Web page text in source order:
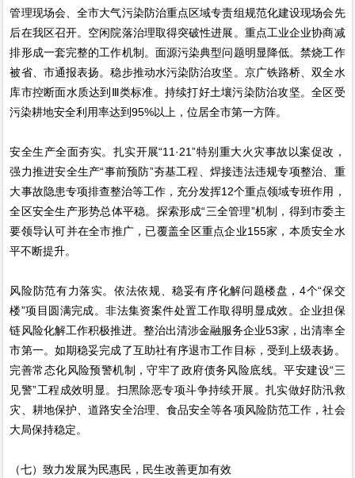
管理现场会、全市大气污染防治重点区域专责组规范化建设现场会先
后在我区召开。空闲院落治理取得突破性进展。重点工业企业协商减
排形成一套完整的工作机制。面源污染典型问题明显降低。禁烧工作
被省、市通报表扬。稳步推动水污染防治攻坚。京广铁路桥、双全水
库市控断面水质达到Ⅲ类标准。持续打好土壤污染防治攻坚。全区受
污染耕地安全利用率达到95%以上，位居全市第一方阵。
安全生产全面夯实。扎实开展“11·21”特别重大火灾事故以案促改，
强力推进安全生产“事前预防”夯基工程、焊接违法违规专项整治、重
大事故隐患专项排查整治等工作，充分发挥12个重点领域专班作用，
全区安全生产形势总体平稳。探索形成“三全管理”机制，得到市委主
要领导认可并在全市推广，已覆盖全区重点企业155家，本质安全水
平不断提升。
风险防范有力落实。依法依规、稳妥有序化解问题楼盘，4个“保交
楼”项目圆满完成。非法集资案件处置工作取得明显成效。企业担保
链风险化解工作积极推进。整治出清涉金融服务企业53家，出清率全
市第一。如期稳妥完成了互助社有序退市工作目标，受到上级表扬。
完善常态化风险预警机制，守牢了政府债务风险底线。平安建设“三
见警”工程成效明显。扫黑除恶专项斗争持续开展。扎实做好防汛救
灾、耕地保护、道路安全治理、食品安全等各项风险防范工作，社会
大局保持稳定。
（七）致力发展为民惠民，民生改善更加有效